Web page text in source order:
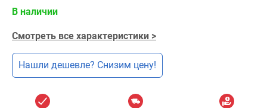
В наличии
Смотреть все характеристики >
Нашли дешевле? Снизим цену!